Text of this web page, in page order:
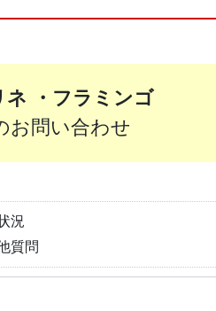
ネ ・フラミンゴ
お問い合わせ
況
質問